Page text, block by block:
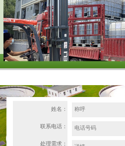
姓名：
联系电话：
处理需求：